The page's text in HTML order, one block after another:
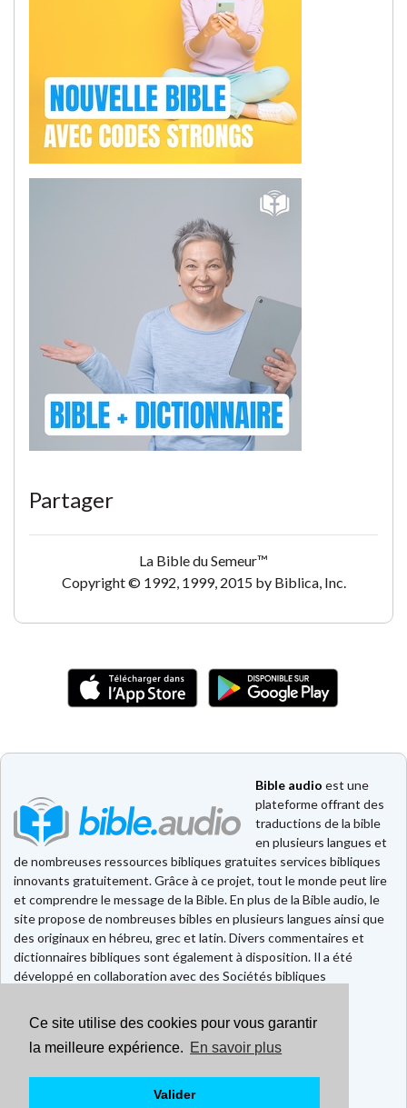
Ce site utilise des cookies pour vous garantir
la meilleure expérience. En savoir plus
Valider
Partager
La Bible du Semeur™
Copyright © 1992, 1999, 2015 by Biblica, Inc.
Bible audio est une
plateforme offrant des
traductions de la bible
en plusieurs langues et
de nombreuses ressources bibliques gratuites services bibliques
innovants gratuitement. Grâce à ce projet, tout le monde peut lire
et comprendre le message de la Bible. En plus de la Bible audio, le
site propose de nombreuses bibles en plusieurs langues ainsi que
des originaux en hébreu, grec et latin. Divers commentaires et
dictionnaires bibliques sont également à disposition. Il a été
développé en collaboration avec des Sociétés bibliques
Faire un don
Contact